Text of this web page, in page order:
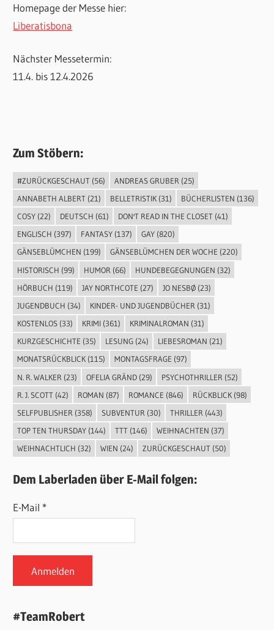
Homepage der Messe hier:
Liberatisbona
Nächster Messetermin:
11.4. bis 12.4.2026
Zum Stöbern:
#ZURÜCKGESCHAUT(56) ANDREAS GRUBER (25)
ANNABETH ALBERT(21) BELLETRISTIK(31) BÜCHERLISTEN (136)
COSY(22) DEUTSCH (61) DON'T READ IN THE CLOSET(41)
ENGLISCH (397) FANTASY(137) GAY(820)
GÄNSEBLÜMCHEN (199) GÄNSEBLÜMCHEN DER WOCHE (220)
HISTORISCH (99) HUMOR (66) HUNDEBEGEGNUNGEN (32)
HÖRBUCH (119) JAY NORTHCOTE (27) JO NESBØ(23)
JUGENDBUCH (34) KINDER- UND JUGENDBÜCHER (31)
KOSTENLOS(33) KRIMI(361) KRIMINALROMAN (31)
KURZGESCHICHTE (35) LESUNG(24) LIEBESROMAN (21)
MONATSRÜCKBLICK(115) MONTAGSFRAGE (97)
N. R. WALKER (23) OFELIA GRÄND(29) PSYCHOTHRILLER (52)
R. J. SCOTT(42) ROMAN (87) ROMANCE (846) RÜCKBLICK(98)
SELFPUBLISHER (358) SUBVENTUR (30) THRILLER (443)
TOP TEN THURSDAY(144) TTT(146) WEIHNACHTEN (37)
WEIHNACHTLICH (32) WIEN (24) ZURÜCKGESCHAUT(50)
Dem Laberladen über E-Mail folgen:
E-Mail *
#TeamRobert